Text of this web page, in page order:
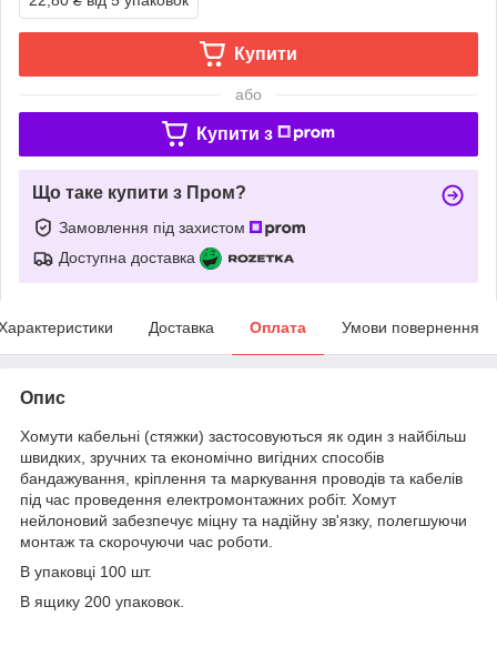
Купити
або
Купити з
Що таке купити з Пром?
Замовлення під захистом
Доступна доставка
Доставка Оплата Умови повернення
Опис
Хомути кабельні (стяжки) застосовуються як один з найбільш
швидких, зручних та економічно вигідних способів
бандажування, кріплення та маркування проводів та кабелів
під час проведення електромонтажних робіт. Хомут
нейлоновий забезпечує міцну та надійну зв'язку, полегшуючи
монтаж та скорочуючи час роботи.
В упаковці 100 шт.
В ящику 200 упаковок.